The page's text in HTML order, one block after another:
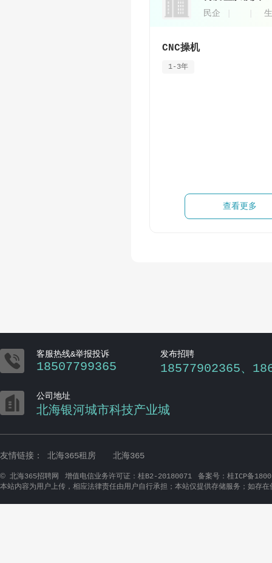
民企
CNC操机
1-3年
查看更多
 客服热线&举报投诉
18507799365
发布招聘
18577902365、
 公司地址
北海银河城市科技产业城
友情链接： 北海365租房 北海365
© 北海365招聘网 增值电信业务许可证：桂B2-20180071
备案号：桂ICP备
本站内容为用户上传，相应法律责任由用户自行承担；本站仅提供存储服务；如存